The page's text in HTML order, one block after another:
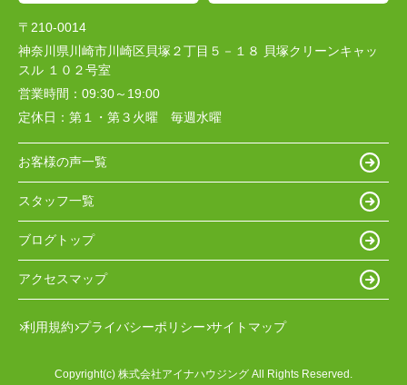
〒210-0014
神奈川県川崎市川崎区貝塚２丁目５－１８ 貝塚クリーンキャッ
スル １０２号室
営業時間： 09:30～19:00
定休日： 第１・第３火曜 毎週水曜
お客様の声一覧
スタッフ一覧
ブログトップ
アクセスマップ
利用規約 プライバシーポリシー サイトマップ
Copyright(c) 株式会社アイナハウジング All Rights Reserved.